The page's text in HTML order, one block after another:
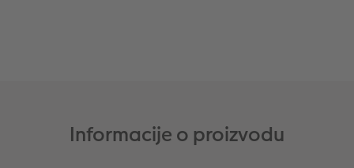
Informacije o proizvodu